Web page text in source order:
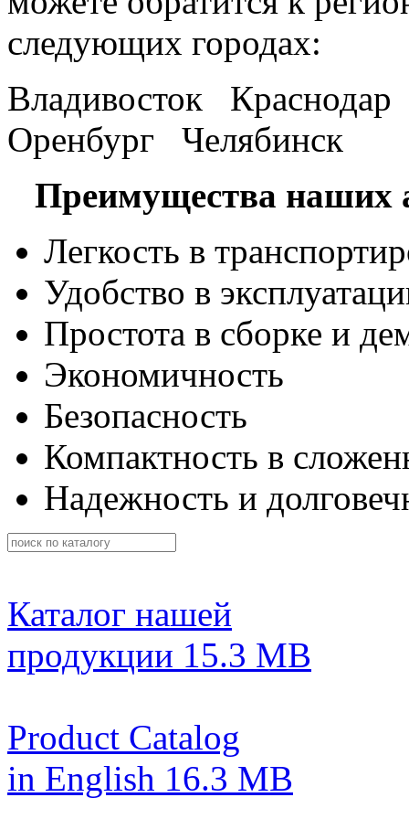
следующих городах:
Владивосток
Оренбург Челябинск
Преимущества наших
Легкость в
Удобство в
Простота в сборке и
Экономичность
Безопасность
Компактность в
Надежность и
Каталог нашей
продукции 15.3 MB
Product Catalog
in English 16.3 MB